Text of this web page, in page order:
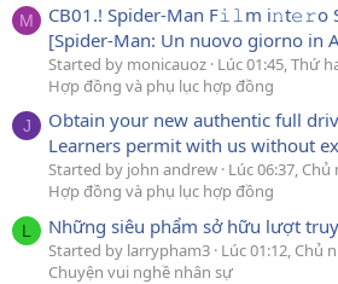
M
CB01.! Spider-Man F𝚒𝚕m
[Spider-Man: Un nuovo giorno in
Started by monicauoz Lúc 01:45, Thứ
Hợp đồng và phụ lục hợp đồng
J
Obtain your new authentic full
Learners permit with us without
Started by john andrew Lúc 06:37, Chủ
Hợp đồng và phụ lục hợp đồng
L Những siêu phẩm sở hữu lượt
Started by larrypham3 Lúc 01:12, Chủ
Chuyện vui nghề nhân sự